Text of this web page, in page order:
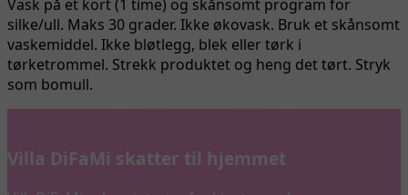
Vask på et kort (1 time) og skånsomt program for
silke/ull. Maks 30 grader. Ikke økovask. Bruk et skånsomt
vaskemiddel. Ikke bløtlegg, blek eller tørk i
tørketrommel. Strekk produktet og heng det tørt. Stryk
som bomull.
Villa DiFaMi skatter til hjemmet